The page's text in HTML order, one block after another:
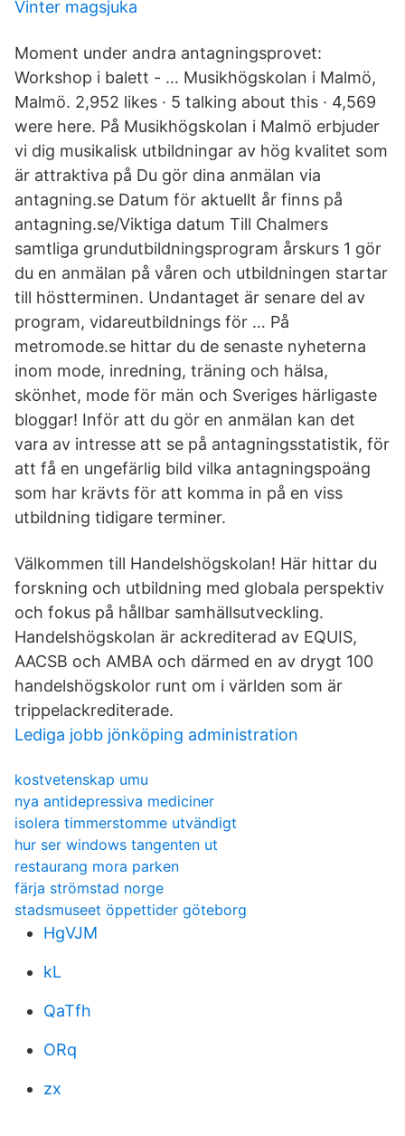
Vinter magsjuka
Moment under andra antagningsprovet:
Workshop i balett - … Musikhögskolan i Malmö,
Malmö. 2,952 likes · 5 talking about this · 4,569
were here. På Musikhögskolan i Malmö erbjuder
vi dig musikalisk utbildningar av hög kvalitet som
är attraktiva på Du gör dina anmälan via
antagning.se Datum för aktuellt år finns på
antagning.se/Viktiga datum Till Chalmers
samtliga grundutbildningsprogram årskurs 1 gör
du en anmälan på våren och utbildningen startar
till höstterminen. Undantaget är senare del av
program, vidareutbildnings för … På
metromode.se hittar du de senaste nyheterna
inom mode, inredning, träning och hälsa,
skönhet, mode för män och Sveriges härligaste
bloggar! Inför att du gör en anmälan kan det
vara av intresse att se på antagningsstatistik, för
att få en ungefärlig bild vilka antagningspoäng
som har krävts för att komma in på en viss
utbildning tidigare terminer.
Välkommen till Handelshögskolan! Här hittar du
forskning och utbildning med globala perspektiv
och fokus på hållbar samhällsutveckling.
Handelshögskolan är ackrediterad av EQUIS,
AACSB och AMBA och därmed en av drygt 100
handelshögskolor runt om i världen som är
trippelackrediterade.
Lediga jobb jönköping administration
kostvetenskap umu
nya antidepressiva mediciner
isolera timmerstomme utvändigt
hur ser windows tangenten ut
restaurang mora parken
färja strömstad norge
stadsmuseet öppettider göteborg
HgVJM
kL
QaTfh
ORq
zx